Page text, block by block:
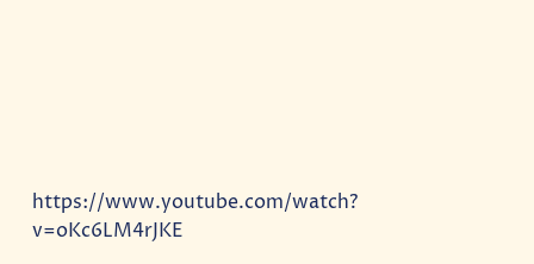
https://www.youtube.com/watch?
v=oKc6LM4rJKE